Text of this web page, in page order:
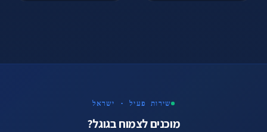
שירות פעיל · ישראל
מוכנים לצמוח בגוגל?